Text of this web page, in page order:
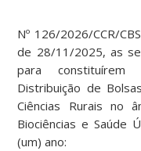
Nº 126/2026/CCR/
de 28/11/2025, as
para
Distribuição de
Ciências Rurais no
Biociências e Saúde
(um) ano: